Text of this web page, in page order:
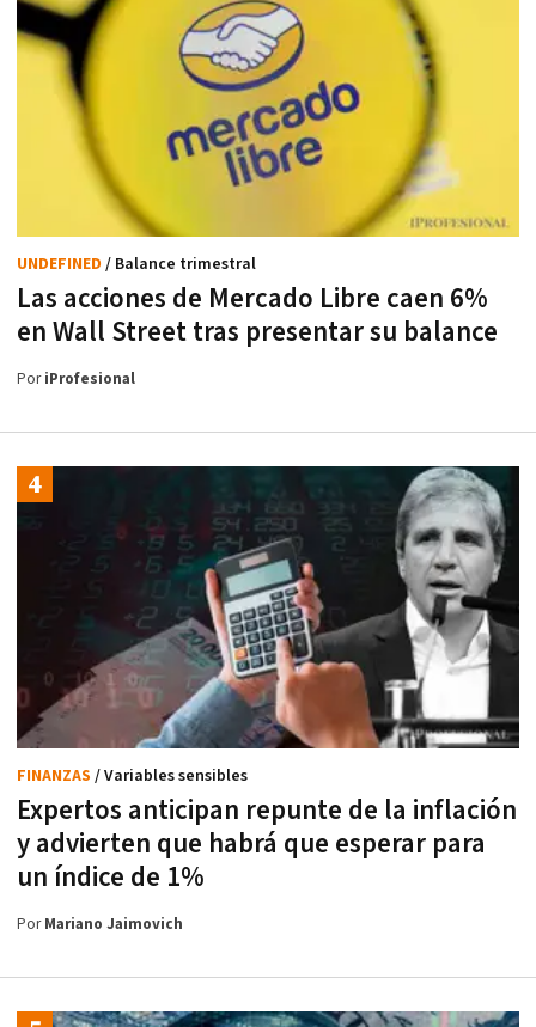
Las acciones de Mercado Libre caen 6%
en Wall Street tras presentar su balance
UNDEFINED / Balance trimestral
PoriProfesional
Expertos anticipan repunte de la inflación
y advierten que habrá que esperar para
un índice de 1%
FINANZAS / Variables sensibles
PorMariano Jaimovich